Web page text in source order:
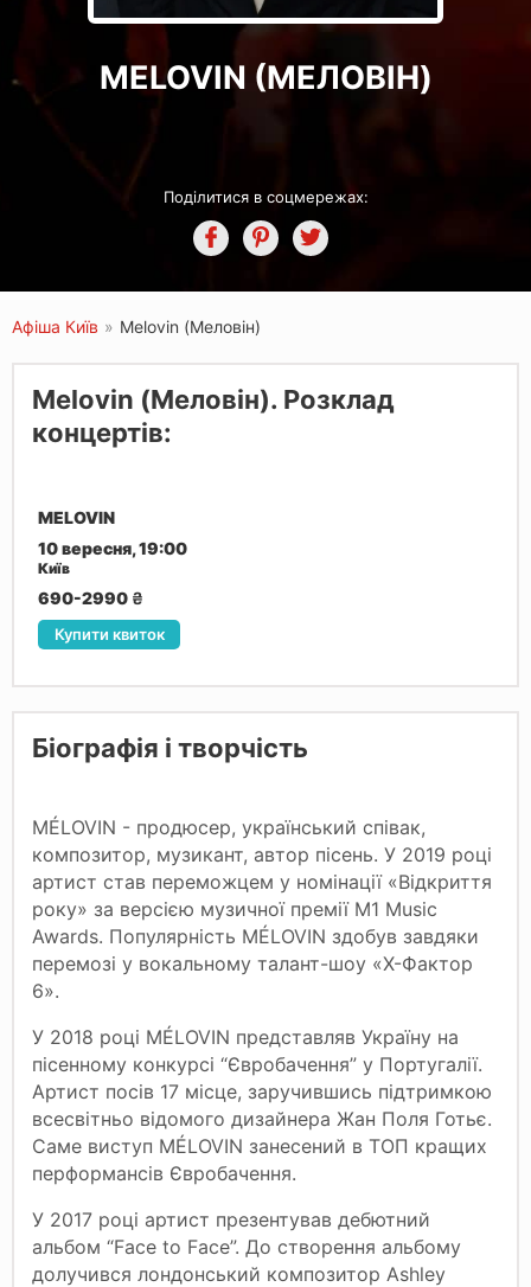
MELOVIN (МЕЛОВІН)
Поділитися в соцмережах:
Афіша Київ » Melovin (Меловін)
Melovin (Меловін). Розклад
концертів:
MELOVIN
10 вересня, 19:00
Київ
690-2990 ₴
Купити квиток
Біографія і творчість
MÉLOVIN - продюсер, український співак,
композитор, музикант, автор пісень. У 2019 році
артист став переможцем у номінації «Відкриття
року» за версією музичної премії M1 Music
Awards. Популярність MÉLOVIN здобув завдяки
перемозі у вокальному талант-шоу «Х-Фактор
6».
У 2018 році MÉLOVIN представляв Україну на
пісенному конкурсі “Євробачення” у Португалії.
Артист посів 17 місце, заручившись підтримкою
всесвітньо відомого дизайнера Жан Поля Готьє.
Саме виступ MÉLOVIN занесений в ТОП кращих
перформансів Євробачення.
У 2017 році артист презентував дебютний
альбом “Face to Face”. До створення альбому
долучився лондонський композитор Ashley